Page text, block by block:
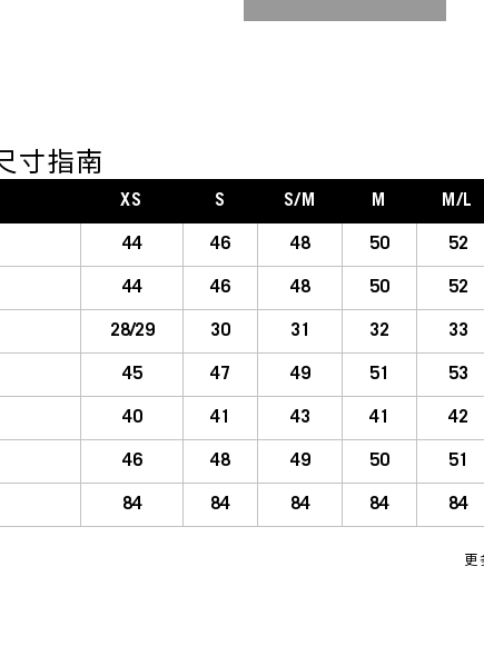
寸指南
XS S S/M M M/L
44 46 48 50 52
44 46 48 50 52
28/29 30 31 32 33
45 47 49 51 53
40 41 43 41 42
46 48 49 50 51
84 84 84 84 84
更